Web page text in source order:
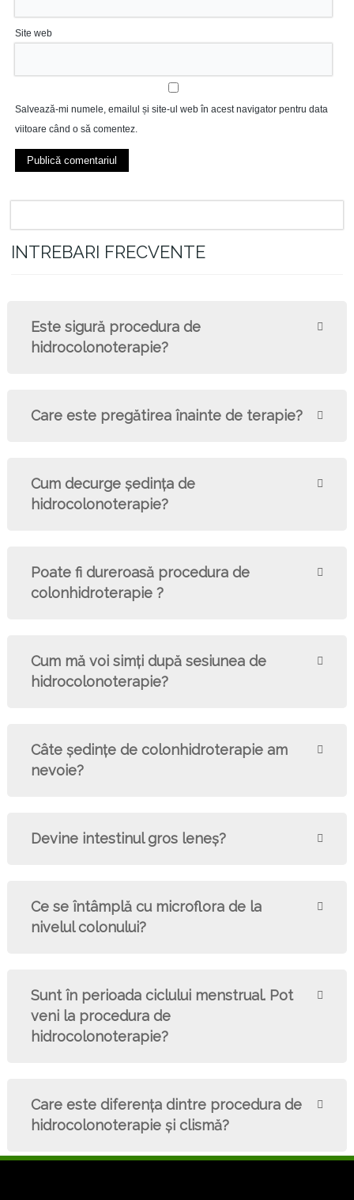
Site web
Salvează-mi numele, emailul și site-ul web în acest navigator pentru data
viitoare când o să comentez.
INTREBARI FRECVENTE
Este sigură procedura de
hidrocolonoterapie?
Care este pregătirea înainte de terapie?
Cum decurge şedinţa de
hidrocolonoterapie?
Poate fi dureroasă procedura de
colonhidroterapie ?
Cum mă voi simți după sesiunea de
hidrocolonoterapie?
Câte şedinţe de colonhidroterapie am
nevoie?
Devine intestinul gros leneş?
Ce se întâmplă cu microflora de la
nivelul colonului?
Sunt în perioada ciclului menstrual. Pot
veni la procedura de
hidrocolonoterapie?
Care este diferenţa dintre procedura de
hidrocolonoterapie şi clismă?